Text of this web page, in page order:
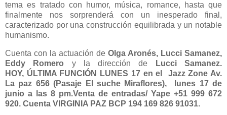
tema es tratado con humor, música, romance, hasta que
finalmente nos sorprenderá con un inesperado final,
caracterizado por una construcción equilibrada y un notable
humanismo.
Cuenta con la actuación de Olga Aronés, Lucci Samanez,
Eddy Romero y la dirección de
Lucci Samanez.
HOY, ÚLTIMA FUNCIÓN LUNES 17 en el
Jazz Zone Av.
La paz 656 (Pasaje El suche Miraflores),
lunes 17 de
junio a las 8 pm.Venta de entradas/ Yape +51 999 672
920. Cuenta VIRGINIA PAZ BCP 194 169 826 91031.